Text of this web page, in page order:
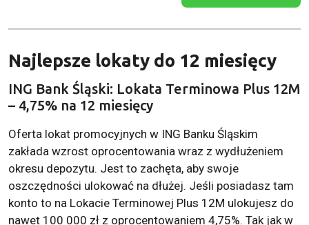
Najlepsze lokaty do 12 miesięcy
ING Bank Śląski: Lokata Terminowa Plus 12M
– 4,75% na 12 miesięcy
Oferta lokat promocyjnych w ING Banku Śląskim
zakłada wzrost oprocentowania wraz z wydłużeniem
okresu depozytu. Jest to zachęta, aby swoje
oszczędności ulokować na dłużej. Jeśli posiadasz tam
konto to na Lokacie Terminowej Plus 12M ulokujesz do
nawet 100 000 zł z oprocentowaniem 4,75%. Tak jak w